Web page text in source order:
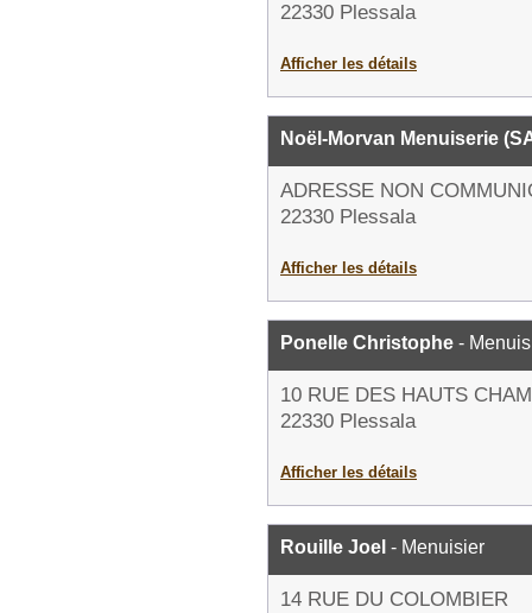
22330 Plessala
Afficher les détails
Noël-Morvan Menuiserie
ADRESSE NON
22330 Plessala
Afficher les détails
Ponelle Christophe -
10 RUE DES HAUTS
22330 Plessala
Afficher les détails
Rouille Joel - Menuisier
14 RUE DU COLOMBIER